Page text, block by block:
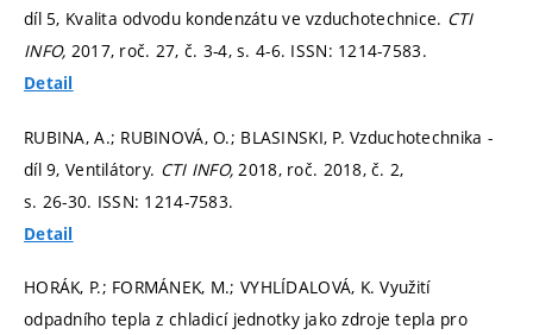
díl 5, Kvalita odvodu kondenzátu ve vzduchotechnice. CTI
INFO, 2017, roč. 27, č. 3-4,s. 4-6. ISSN: 1214-7583.
Detail
RUBINA, A.; RUBINOVÁ, O.; BLASINSKI, P. Vzduchotechnika -
díl 9, Ventilátory. CTI INFO, 2018, roč. 2018, č. 2,
s. 26-30. ISSN: 1214-7583.
Detail
HORÁK, P.; FORMÁNEK, M.; VYHLÍDALOVÁ, K. Využití
odpadního tepla z chladicí jednotky jako zdroje tepla pro